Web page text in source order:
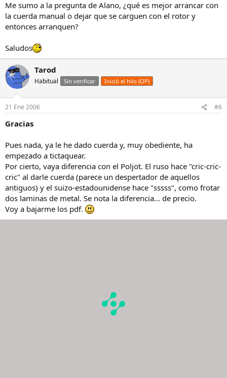
Me sumo a la pregunta de Alano, ¿qué es mejor arrancar con
la cuerda manual o dejar que se carguen con el rotor y
entonces arranquen?
Saludos
Tarod
Habitual Sin verificar Inició el hilo (OP)
21 Ene 2006 #6
Gracias
Pues nada, ya le he dado cuerda y, muy obediente, ha
empezado a tictaquear.
Por cierto, vaya diferencia con el Poljot. El ruso hace "cric-cric-
cric" al darle cuerda (parece un despertador de aquellos
antiguos) y el suizo-estadounidense hace "sssss", como frotar
dos laminas de metal. Se nota la diferencia... de precio.
Voy a bajarme los pdf.